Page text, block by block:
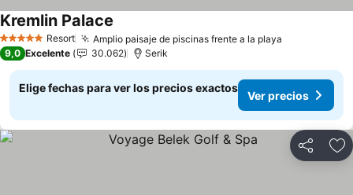
5 Estrellas Resort Amplio paisaje de piscinas frente a la playa
Kremlin Palace
9,0 Excelente 30.062 Serik
Elige fechas para ver los precios exactos
Ver precios
Compartir